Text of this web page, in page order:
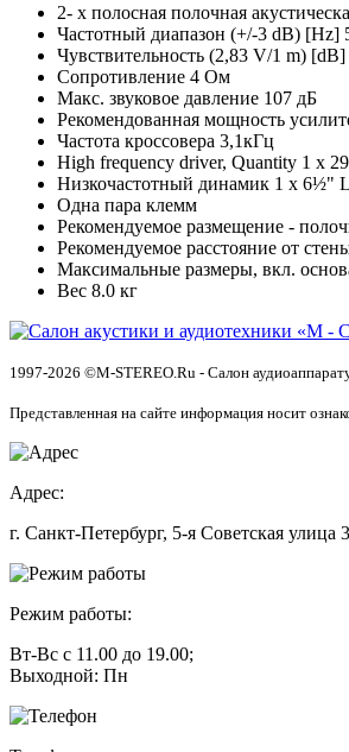
2- х полосная полочная
Частотный диапазон (+/-3 dB) [Hz]
Чувствительность (2,83 V/1 m) [dB]
Сопротивление 4 Ом
Макс. звуковое давление 107 дБ
Рекомендованная мощность
Частота кроссовера 3,1кГц
High frequency driver, Quantity 1 x
Низкочастотный динамик 1 x 6½"
Одна пара клемм
Рекомендуемое размещение -
Рекомендуемое расстояние от
Максимальные размеры, вкл.
Вес 8.0 кг
1997-2026 ©M-STEREO.Ru - Салон
Представленная на сайте информация носит
Адрес:
г. Санкт-Петербург, 5-я Советская улица
Режим работы:
Вт-Вс с 11.00 до 19.00;
Выходной: Пн